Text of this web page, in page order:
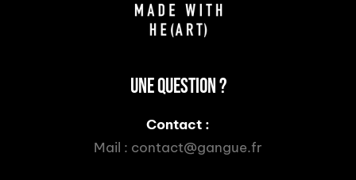
UNE QUESTION ?
Contact :
Mail : contact@gangue.fr